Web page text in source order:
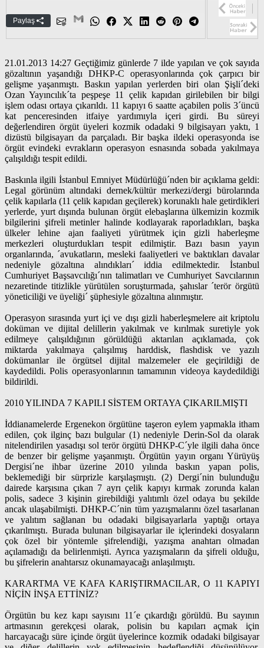
Paylaş
21.01.2013 14:27 Geçtiğimiz günlerde 7 ilde yapılan ve çok sayıda
gözaltının yaşandığı DHKP-C operasyonlarında çok çarpıcı bir
gelişme yaşanmıştı. Baskın yapılan yerlerden biri olan Şişli´deki
Ozan Yayıncılık´ta peşpeşe 11 çelik kapıdan girilebilen bir bilgi
işlem odası ortaya çıkarıldı. 11 kapıyı 6 saatte açabilen polis 3´üncü
kat penceresinden itfaiye yardımıyla içeri girdi. Bu süreyi
değerlendiren örgüt üyeleri kozmik odadaki 9 bilgisayarı yaktı, 1
dizüstü bilgisayarı da parçaladı. Bir başka ildeki operasyonda ise
örgüt evindeki evrakların operasyon esnasında sobada yakılmaya
çalışıldığı tespit edildi.
Baskınla ilgili İstanbul Emniyet Müdürlüğü´nden bir açıklama geldi:
Legal görünüm altındaki dernek/kültür merkezi/dergi bürolarında
çelik kapılarla (11 çelik kapıdan geçilerek) korunaklı hale getirdikleri
yerlerde, yurt dışında bulunan örgüt elebaşlarına ülkemizin kozmik
bilgilerini şifreli metinler halinde kodlayarak raporladıkları, başka
ülkeler lehine ajan faaliyeti yürütmek için gizli haberleşme
merkezleri oluşturdukları tespit edilmiştir. Bazı basın yayın
organlarında, ´avukatların, mesleki faaliyetleri ve baktıkları davalar
nedeniyle gözaltına alındıkları´ iddia edilmektedir. İstanbul
Cumhuriyet Başsavcılığı´nın talimatları ve Cumhuriyet Savcılarının
nezaretinde titizlikle yürütülen soruşturmada, şahıslar ´terör örgütü
yöneticiliği ve üyeliği´ şüphesiyle gözaltına alınmıştır.
Operasyon sırasında yurt içi ve dışı gizli haberleşmelere ait kriptolu
doküman ve dijital delillerin yakılmak ve kırılmak suretiyle yok
edilmeye çalışıldığının görüldüğü aktarılan açıklamada, çok
miktarda yakılmaya çalışılmış harddisk, flashdisk ve yazılı
dokümanlar ile örgütsel dijital malzemeler ele geçirildiği de
kaydedildi. Polis operasyonlarının tamamının videoya kaydedildiği
bildirildi.
2010 YILINDA 7 KAPILI SİSTEM ORTAYA ÇIKARILMIŞTI
İddianamelerde Ergenekon örgütüne taşeron eylem yapmakla itham
edilen, çok ilginç bazı bulgular (1) nedeniyle Derin-Sol da olarak
nitelendirilen yasadışı sol terör örgütü DHKP-C´yle ilgili daha önce
de benzer bir gelişme yaşanmıştı. Örgütün yayın organı Yürüyüş
Dergisi´ne ihbar üzerine 2010 yılında baskın yapan polis,
beklemediği bir sürprizle karşılaşmıştı. (2) Dergi´nin bulunduğu
dairede karşısına çıkan 7 ayrı çelik kapıyı kırmak zorunda kalan
polis, sadece 3 kişinin girebildiği yalıtımlı özel odaya bu şekilde
ancak ulaşabilmişti. DHKP-C´nin tüm yazışmalarını özel tasarlanan
ve yalıtım sağlanan bu odadaki bilgisayarlarla yaptığı ortaya
çıkarılmıştı. Burada bulunan bilgisayarlar ile içlerindeki dosyaların
çok özel bir yöntemle şifrelendiği, yazışma anahtarı olmadan
açılamadığı da belirlenmişti. Ayrıca yazışmaların da şifreli olduğu,
bu şifrelerin anahtarsız okunamayacağı anlaşılmıştı.
KARARTMA VE KAFA KARIŞTIRMACILAR, O 11 KAPIYI
NİÇİN İNŞA ETTİNİZ?
Örgütün bu kez kapı sayısını 11´e çıkardığı görüldü. Bu sayının
artmasının gerekçesi olarak, polisin bu kapıları açmak için
harcayacağı süre içinde örgüt üyelerince kozmik odadaki bilgisayar